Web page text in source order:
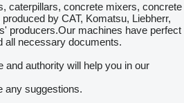
caterpillars, concrete mixers, concrete
by CAT, Komatsu, Liebherr,
producers.Our machines have perfect
all necessary documents.
and authority will help you in our
any suggestions.